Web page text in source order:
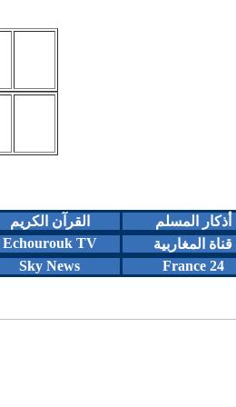
أذكار المسلم القرآن الكريم
قناة المغاربية
Echourouk TV
France 24
Sky News